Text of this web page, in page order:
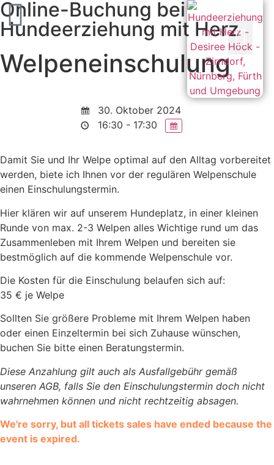
Online-Buchung bei
Hundeerziehung mit Herz
Welpeneinschulung
30. Oktober 2024
16:30 - 17:30
Damit Sie und Ihr Welpe optimal auf den Alltag vorbereitet
werden, biete ich Ihnen vor der regulären Welpenschule
einen Einschulungstermin.
Hier klären wir auf unserem Hundeplatz, in einer kleinen
Runde von max. 2-3 Welpen alles Wichtige rund um das
Zusammenleben mit Ihrem Welpen und bereiten sie
bestmöglich auf die kommende Welpenschule vor.
Die Kosten für die Einschulung belaufen sich auf:
35 € je Welpe
Sollten Sie größere Probleme mit Ihrem Welpen haben
oder einen Einzeltermin bei sich Zuhause wünschen,
buchen Sie bitte einen Beratungstermin.
Diese Anzahlung gilt auch als Ausfallgebühr gemäß
unseren AGB, falls Sie den Einschulungstermin doch nicht
wahrnehmen können und nicht rechtzeitig absagen.
We're sorry, but all tickets sales have ended because the
event is expired.